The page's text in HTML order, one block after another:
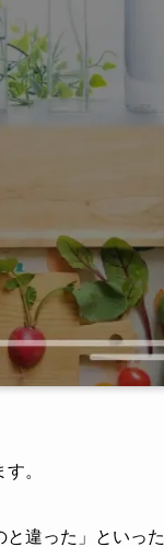
。
違った」といった